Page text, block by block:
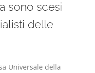
sono scesi
delle
Universale della